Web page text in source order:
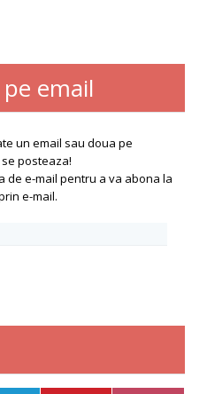
email
un email sau doua pe
posteaza!
e-mail pentru a va abona la
e-mail.